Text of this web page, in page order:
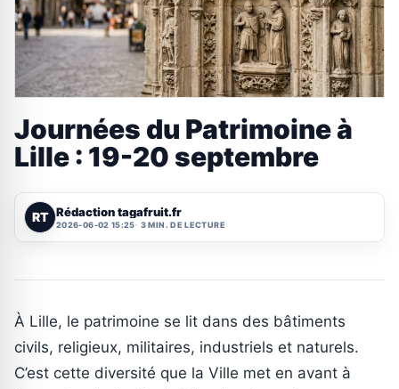
Journées du Patrimoine à
Lille : 19-20 septembre
RT Rédaction tagafruit.fr
2026-06-02 15:25 3 MIN. DE LECTURE
À Lille, le patrimoine se lit dans des bâtiments
civils, religieux, militaires, industriels et naturels.
C’est cette diversité que la Ville met en avant à